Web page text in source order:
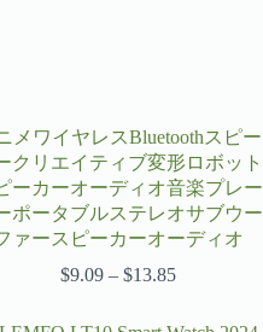
メワイヤレスBluetoothスピー
クリエイティブ変形ロボット
ーカーオーディオ音楽プレー
ポータブルステレオサブウー
ァースピーカーオーディオ
$9.09 –$13.85価
帯: